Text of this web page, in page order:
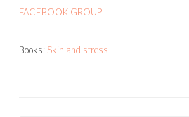
FACEBOOK GROUP
Books: Skin and stress